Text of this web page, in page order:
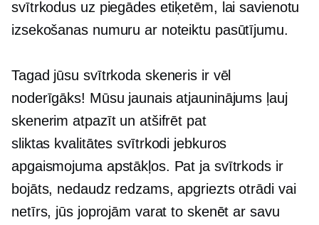
svītrkodus uz piegādes etiķetēm, lai savienotu
izsekošanas numuru ar noteiktu pasūtījumu.
Tagad jūsu svītrkoda skeneris ir vēl
noderīgāks! Mūsu jaunais atjauninājums ļauj
skenerim atpazīt un atšifrēt pat
sliktas kvalitātes svītrkodi jebkuros
apgaismojuma apstākļos. Pat ja svītrkods ir
bojāts, nedaudz redzams, apgriezts otrādi vai
netīrs, jūs joprojām varat to skenēt ar savu